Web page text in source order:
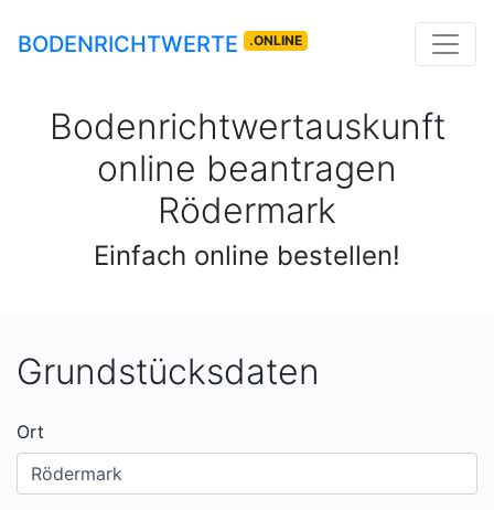
BODENRICHTWERTE .ONLINE
Bodenrichtwertauskunft
online beantragen
Rödermark
Einfach online bestellen!
Grundstücksdaten
Ort